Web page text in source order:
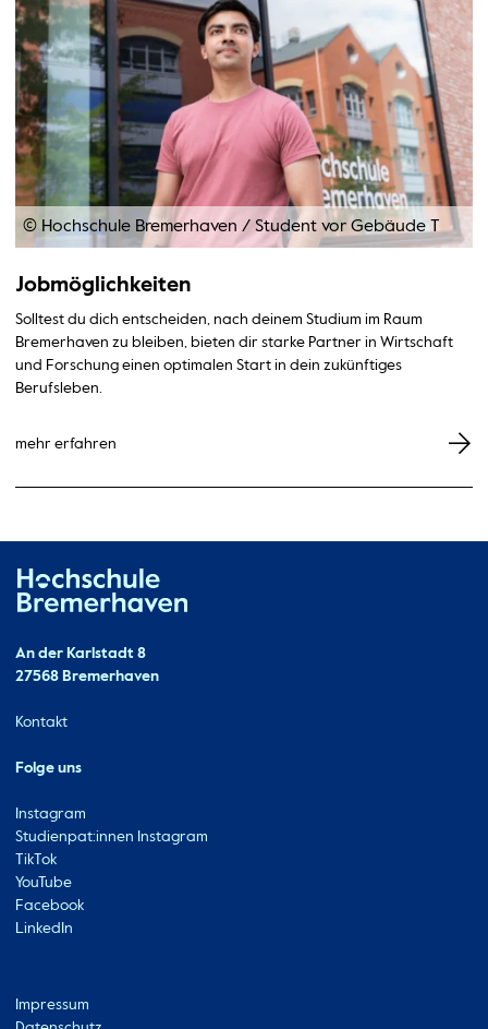
© Hochschule Bremerhaven / Student vor Gebäude T
Jobmöglichkeiten
Solltest du dich entscheiden, nach deinem Studium im Raum
Bremerhaven zu bleiben, bieten dir starke Partner in Wirtschaft
und Forschung einen optimalen Start in dein zukünftiges
Berufsleben.
mehr erfahren
Kontakt
An der Karlstadt 8
27568 Bremerhaven
Ressourcen
Kontakt
Folge uns
Instagram
Studienpat:innen Instagram
TikTok
YouTube
Facebook
LinkedIn
Metabar
Impressum